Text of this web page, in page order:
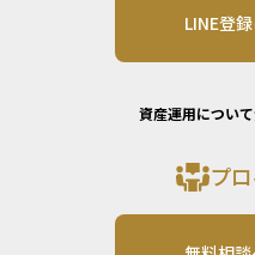
LINE登
資産運用につい
プ